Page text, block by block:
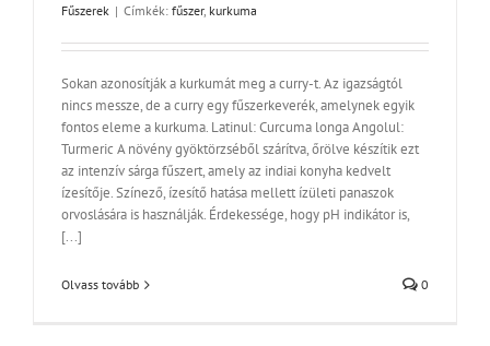
Fűszerek | Címkék: fűszer, kurkuma
Sokan azonosítják a kurkumát meg a curry-t. Az igazságtól
nincs messze, de a curry egy fűszerkeverék, amelynek egyik
fontos eleme a kurkuma. Latinul: Curcuma longa Angolul:
Turmeric A növény gyöktörzséből szárítva, őrölve készítik ezt
az intenzív sárga fűszert, amely az indiai konyha kedvelt
ízesítője. Színező, ízesítő hatása mellett ízületi panaszok
orvoslására is használják. Érdekessége, hogy pH indikátor is,
[...]
Olvass tovább 0